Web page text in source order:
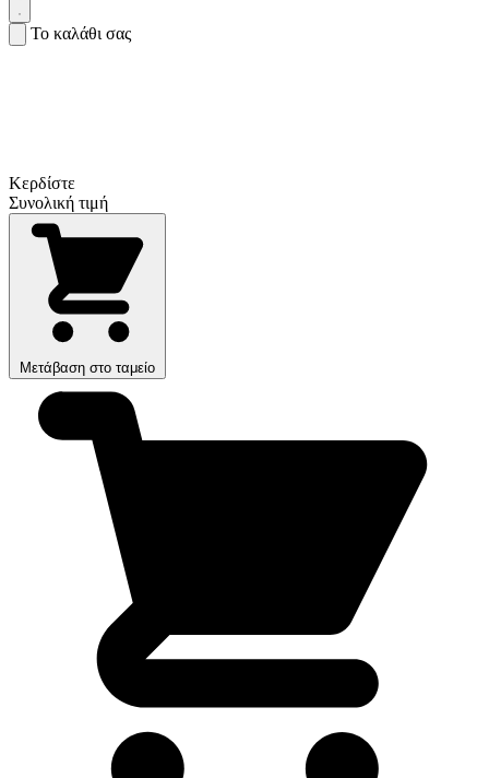
Το καλάθι σας
Κερδίστε
Συνολική τιμή
Μετάβαση στο ταμείο